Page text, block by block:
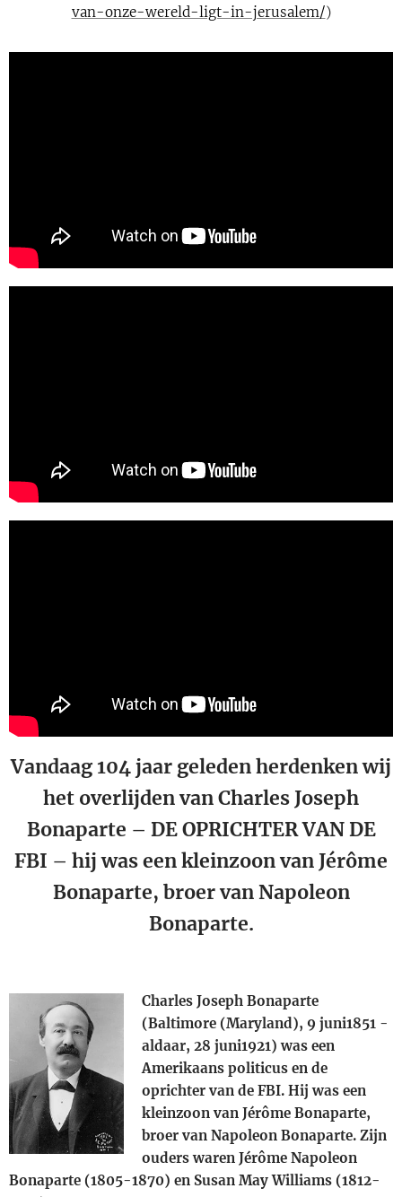
van-onze-wereld-ligt-in-jerusalem/)
Vandaag 104 jaar geleden herdenken wij
het overlijden van Charles Joseph
Bonaparte – DE OPRICHTER VAN DE
FBI – hij was een kleinzoon van Jérôme
Bonaparte, broer vanNapoleon
Bonaparte.
Charles Joseph Bonaparte
(Baltimore (Maryland), 9 juni1851 -
aldaar, 28 juni1921) was een
Amerikaans politicus en de
oprichter van de FBI. Hij was een
kleinzoon van Jérôme Bonaparte,
broer van Napoleon Bonaparte. Zijn
ouders waren Jérôme Napoleon
Bonaparte (1805-1870) en Susan May Williams (1812-